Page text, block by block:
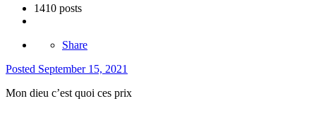
1410 posts
Share
Posted September 15, 2021
Mon dieu c’est quoi ces prix